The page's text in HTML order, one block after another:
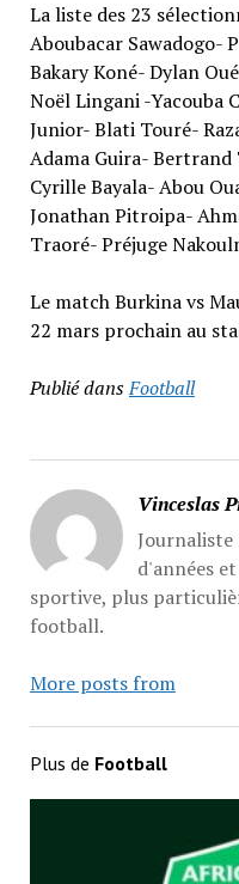
La liste des 23
Aboubacar Sawadogo-
Bakary Koné- Dylan
Noël Lingani -Yacouba
Junior- Blati Touré-
Adama Guira-
Cyrille Bayala- Abou
Jonathan Pitroipa-
Traoré- Préjuge
Le match Burkina vs
22 mars prochain au
Publié dansFootball
Vinceslas
Journaliste
d'années
sportive, plus
football.
More posts from
Plus de Football